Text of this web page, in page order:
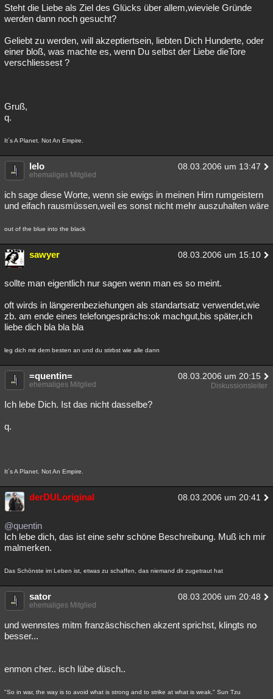
Steht die Liebe als Ziel des Glücks über allem,wieviele Gründe
werden dann noch gesucht?
Geliebt zu werden, will akzeptiertsein, liebten Dich Hunderte, oder
einer bloß, was machte es, wenn Du selbst der Liebe dieTore
verschliessest ?
Gruß,
q.
It´s A Planet. Not An Empire.
lelo 08.03.2006 um 13:47
ehemaliges Mitglied
ich sage diese Worte, wenn sie ewigs in meinen Hirn rumgeistern
und eifach rausmüssen,weil es sonst nicht mehr auszuhalten wäre
out of the blue into the black
sawyer 08.03.2006 um 15:10
sollte man eigentlich nur sagen wenn man es so meint.
oft wirds in längerenbeziehungen als standartsatz verwendet,wie
zb. am ende eines telefongesprächs:ok machgut,bis später,ich
liebe dich bla bla bla
leg dich mit dem besten an und du stirbst wie alle dann
=quentin= 08.03.2006 um 20:15
ehemaliges Mitglied Diskussionsleiter
Ich lebe Dich. Ist das nicht dasselbe?
q.
It´s A Planet. Not An Empire.
derDULoriginal 08.03.2006 um 20:41
@quentin
Ich lebe dich, das ist eine sehr schöne Beschreibung. Muß ich mir
malmerken.
Das Schönste im Leben ist, etwas zu schaffen, das niemand dir zugetraut hat
sator 08.03.2006 um 20:48
ehemaliges Mitglied
und wennstes mitm franzäschischen akzent sprichst, klingts no
besser...
enmon cher.. isch lübe düsch..
"So in war, the way is to avoid what is strong and to strike at what is weak." Sun Tzu